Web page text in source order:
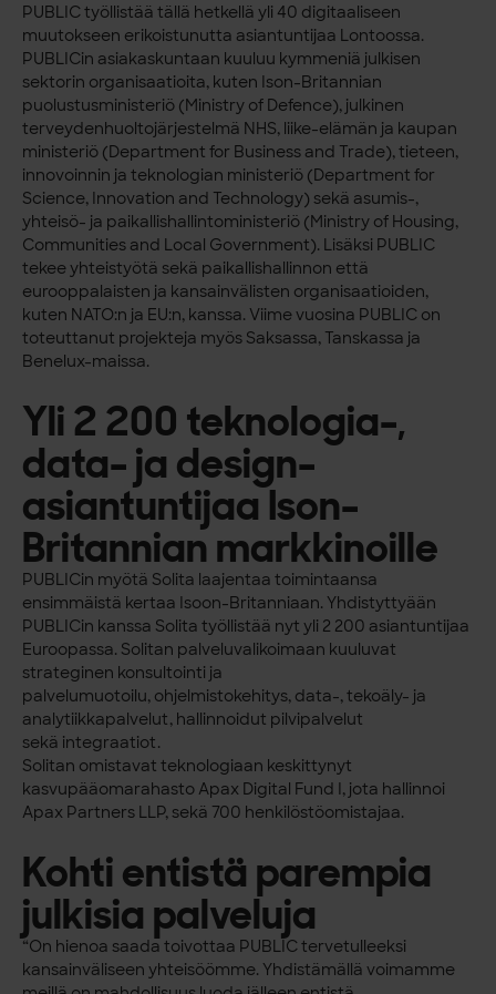
PUBLIC työllistää tällä hetkellä yli 40 digitaaliseen
muutokseen erikoistunutta asiantuntijaa Lontoossa.
PUBLICin asiakaskuntaan kuuluu kymmeniä julkisen
sektorin organisaatioita, kuten Ison-Britannian
puolustusministeriö (Ministry of Defence), julkinen
terveydenhuoltojärjestelmä NHS, liike-elämän ja kaupan
ministeriö (Department for Business and Trade), tieteen,
innovoinnin ja teknologian ministeriö (Department for
Science, Innovation and Technology) sekä asumis-,
yhteisö- ja paikallishallintoministeriö (Ministry of Housing,
Communities and Local Government). Lisäksi PUBLIC
tekee yhteistyötä sekä paikallishallinnon että
eurooppalaisten ja kansainvälisten organisaatioiden,
kuten NATO:n ja EU:n, kanssa. Viime vuosina PUBLIC on
toteuttanut projekteja myös Saksassa, Tanskassa ja
Benelux-maissa.
Yli 2 200 teknologia-,
data- ja design-
asiantuntijaa Ison-
Britannian markkinoille
PUBLICin myötä Solita laajentaa toimintaansa
ensimmäistä kertaa Isoon-Britanniaan. Yhdistyttyään
PUBLICin kanssa Solita työllistää nyt yli 2 200 asiantuntijaa
Euroopassa. Solitan palveluvalikoimaan kuuluvat
strateginen konsultointi ja
palvelumuotoilu, ohjelmistokehitys, data-, tekoäly- ja
analytiikkapalvelut, hallinnoidut pilvipalvelut
sekä integraatiot.
Solitan omistavat teknologiaan keskittynyt
kasvupääomarahasto Apax Digital Fund I, jota hallinnoi
Apax Partners LLP, sekä 700 henkilöstöomistajaa.
Kohti entistä parempia
julkisia palveluja
“On hienoa saada toivottaa PUBLIC tervetulleeksi
kansainväliseen yhteisöömme. Yhdistämällä voimamme